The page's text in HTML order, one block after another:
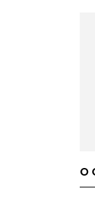
O